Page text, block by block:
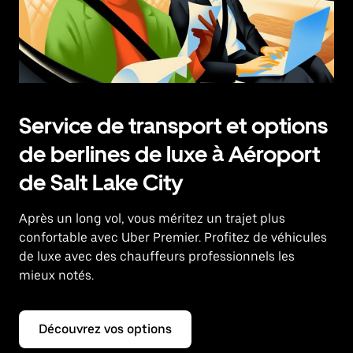
Service de transport et options
de berlines de luxe à Aéroport
de Salt Lake City
Après un long vol, vous méritez un trajet plus
confortable avec Uber Premier. Profitez de véhicules
de luxe avec des chauffeurs professionnels les
mieux notés.
Découvrez vos options